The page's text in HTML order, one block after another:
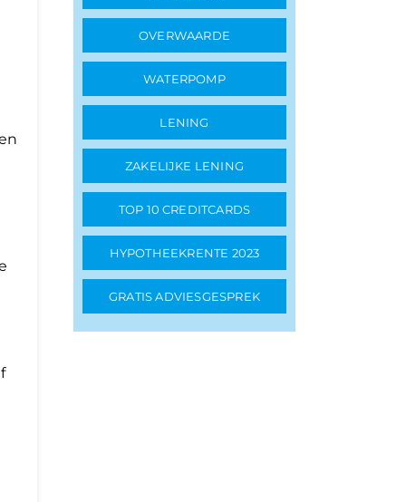
OVERWAARDE
WATERPOMP
LENING
ZAKELIJKE LENING
TOP 10 CREDITCARDS
HYPOTHEEKRENTE 2023
GRATIS ADVIESGESPREK